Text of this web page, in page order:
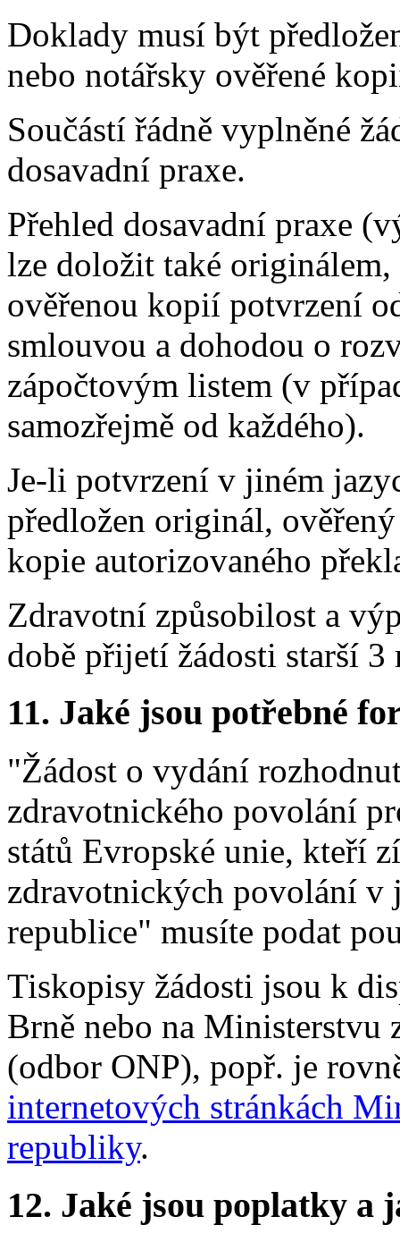
Doklady musí být
nebo notářsky ověřené
Součástí řádně vyplněné
dosavadní praxe.
Přehled dosavadní praxe
lze doložit také
ověřenou kopií potvrzení
smlouvou a dohodou o
zápočtovým listem (v
samozřejmě od každého).
Je-li potvrzení v jiném
předložen originál,
kopie autorizovaného
Zdravotní způsobilost a
době přijetí žádosti starší 3
11. Jaké jsou potřebné
"Žádost o vydání
zdravotnického povolání
států Evropské unie, kteří
zdravotnických povolání v
republice" musíte podat
Tiskopisy žádosti jsou k
Brně nebo na
(odbor ONP), popř. je
internetových stránkách
republiky.
12. Jaké jsou poplatky a